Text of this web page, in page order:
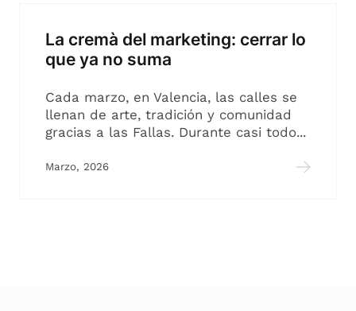
La cremà del marketing: cerrar lo
que ya no suma
Cada marzo, en Valencia, las calles se
llenan de arte, tradición y comunidad
gracias a las Fallas. Durante casi todo...
Marzo, 2026